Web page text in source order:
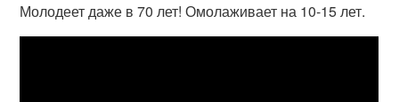
Молодеет даже в 70 лет! Омолаживает на 10-15 лет.